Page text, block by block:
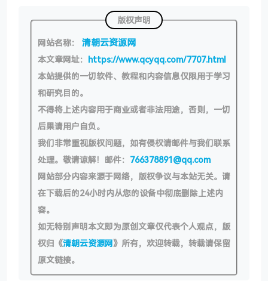
版权声明
网站名称： 清朝云资源网
本文章网址： https://www.qcyqq.com/7707.html
本站提供的一切软件、教程和内容信息仅限用于学习
和研究目的。
不得将上述内容用于商业或者非法用途，否则，一切
后果请用户自负。
我们非常重视版权问题，如有侵权请邮件与我们联系
处理。敬请谅解！邮件： 766378891@qq.com
网站部分内容来源于网络，版权争议与本站无关。请
在下载后的24小时内从您的设备中彻底删除上述内
容。
如无特别声明本文即为原创文章仅代表个人观点，版
权归《清朝云资源网》所有，欢迎转载，转载请保留
原文链接。